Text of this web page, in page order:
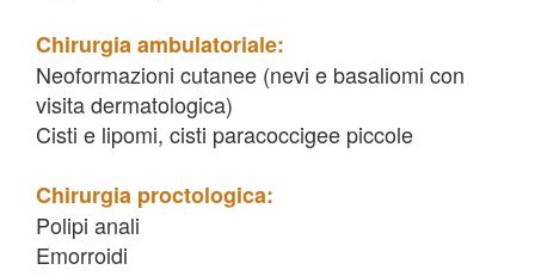
Chirurgia ambulatoriale:
Neoformazioni cutanee (nevi e basaliomi con
visita dermatologica)
Cisti e lipomi, cisti paracoccigee piccole
Chirurgia proctologica:
Polipi anali
Emorroidi